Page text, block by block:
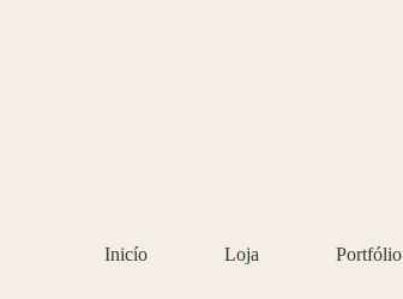
Inicío Loja Portfólio